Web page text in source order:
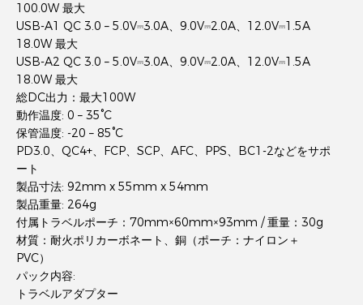
100.0W 最大
USB-A1 QC 3.0 – 5.0V⎓3.0A、9.0V⎓2.0A、12.0V⎓1.5A
18.0W 最大
USB-A2 QC 3.0 – 5.0V⎓3.0A、9.0V⎓2.0A、12.0V⎓1.5A
18.0W 最大
総DC出力：最大100W
動作温度: 0 – 35°C
保管温度: -20 – 85°C
PD3.0、QC4+、FCP、SCP、AFC、PPS、BC1-2などをサポ
ート
製品寸法: 92mm x 55mm x 54mm
製品重量: 264g
付属トラベルポーチ：70mm×60mm×93mm / 重量：30g
材質：耐火ポリカーボネート、銅（ポーチ：ナイロン＋
PVC）
パック内容:
トラベルアダプター